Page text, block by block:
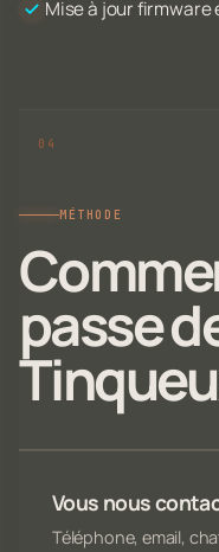
Mise à jour firmware
MÉTHODE
passe
Vous nous
Téléphone, email,